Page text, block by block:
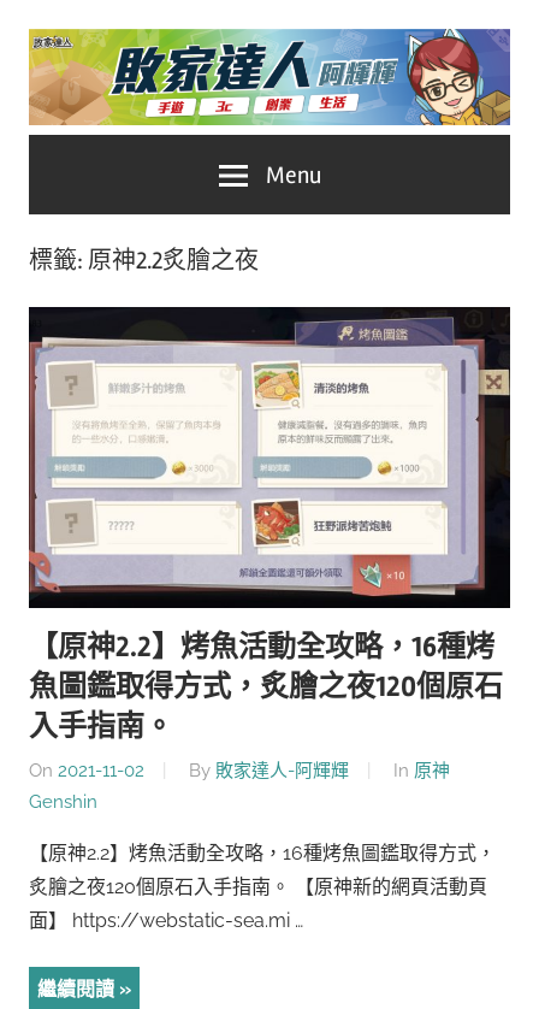
Skip
content
家
人
推
薦
No.1
遊
戲
科
技
自
Menu
標籤: 原神2.2炙膾之夜
【原神2.2】烤魚活動全攻略，16種烤
魚圖鑑取得方式，炙膾之夜120個原石
入手指南。
On 2021-11-02 By 敗家達人-阿輝輝 In 原神
Genshin
【原神2.2】烤魚活動全攻略，16種烤魚圖鑑取得方式，
炙膾之夜120個原石入手指南。 【原神新的網頁活動頁
面】 https://webstatic-sea.mi …
繼續閱讀